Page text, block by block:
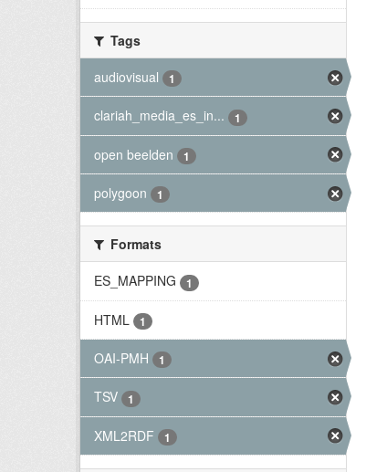
Tags
audiovisual
1
clariah_media_es_in... 1
open beelden 1
polygoon 1
Formats
ES_MAPPING
1
HTML 1
OAI-PMH 1
TSV 1
XML2RDF 1